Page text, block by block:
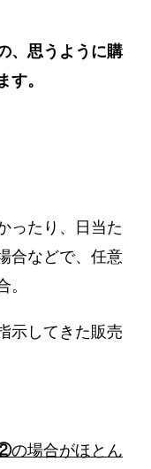
思うように購
す。
ったり、日当た
合などで、任意
示してきた販売
の場合がほとん